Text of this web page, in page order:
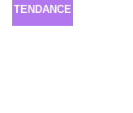
TENDANCE